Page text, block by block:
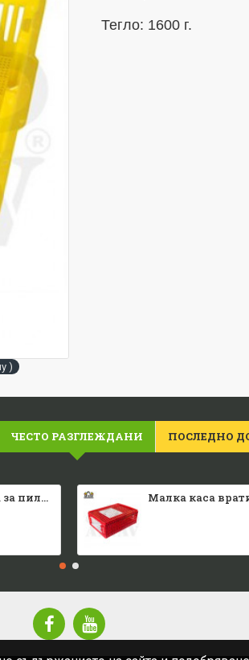
Тегло: 1600 г.
)
ЧЕСТО РАЗГЛЕЖДАНИ ПОСЛЕДНО
Желязна подложка за пилета